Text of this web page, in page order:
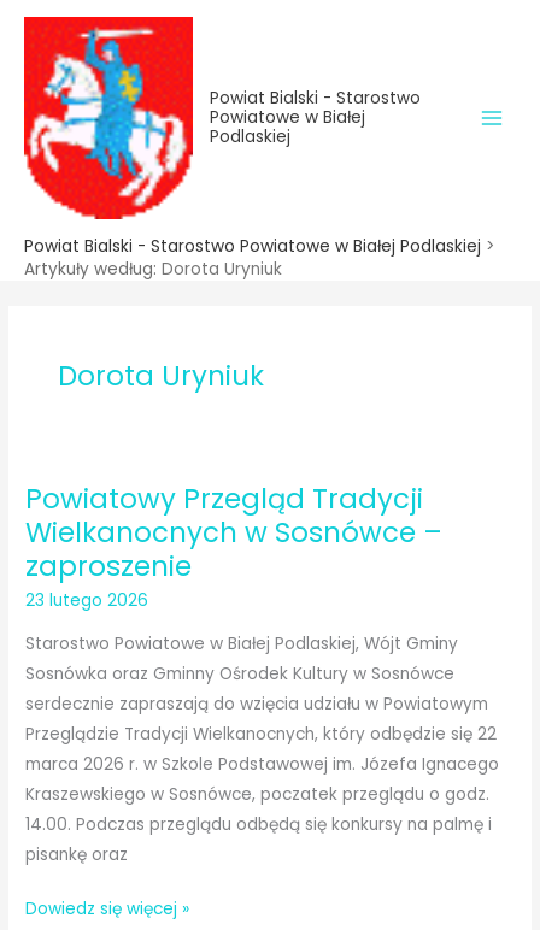
treści
Przejdź
treści
Powiat Bialski - Starostwo
Powiatowe w Białej
Podlaskiej
Powiat Bialski - Starostwo Powiatowe w Białej Podlaskiej >
Artykuły według: Dorota Uryniuk
Dorota Uryniuk
Powiatowy Przegląd Tradycji
Wielkanocnych w Sosnówce –
zaproszenie
23 lutego 2026
Starostwo Powiatowe w Białej Podlaskiej, Wójt Gminy
Sosnówka oraz Gminny Ośrodek Kultury w Sosnówce
serdecznie zapraszają do wzięcia udziału w Powiatowym
Przeglądzie Tradycji Wielkanocnych, który odbędzie się 22
marca 2026 r. w Szkole Podstawowej im. Józefa Ignacego
Kraszewskiego w Sosnówce, poczatek przeglądu o godz.
14.00. Podczas przeglądu odbędą się konkursy na palmę i
pisankę oraz
Powiatowy
Dowiedz się więcej »